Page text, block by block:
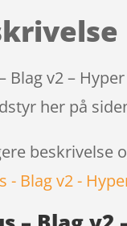
Blag v2 –
her på
beskrivelse